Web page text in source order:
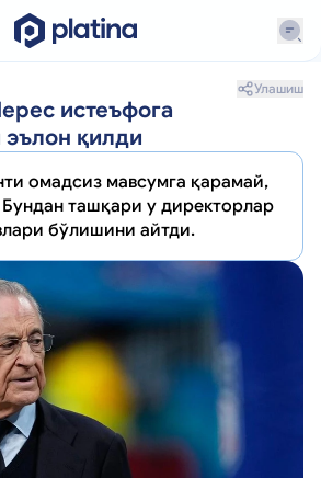
Улашиш
истеъфога
эълон қилди
омадсиз мавсумга қарамай,
ташқари у директорлар
бўлишини айтди.